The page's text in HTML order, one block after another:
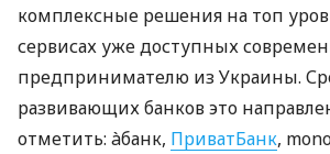
комплексные решения на топ
сервисах уже доступных
предпринимателю из Украины.
развивающих банков это
отметить: àбанк, ПриватБанк,